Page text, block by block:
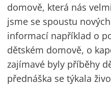
domově, která nás
jsme se spoustu
informací například o
dětském domově, o
zajímavé byly příběhy
přednáška se týkala